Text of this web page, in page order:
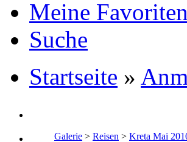
Meine Favoriten
Suche
Startseite »
Galerie > Reisen > Kreta Mai